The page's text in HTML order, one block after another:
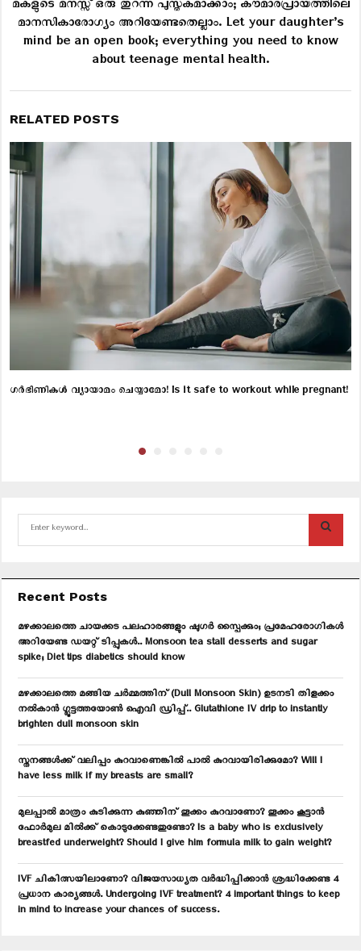
മകളുടെ മനസ്സ് ഒരു തുറന്ന പുസ്തകമാക്കാം; കൗമാരപ്രായത്തിലെ
മാനസികാരോഗ്യം അറിയേണ്ടതെല്ലാം. Let your daughter’s
mind be an open book; everything you need to know
about teenage mental health.
RELATED POSTS
ഗർഭിണികൾ വ്യായാമം ചെയ്യാമോ! Is it safe to workout while pregnant!
c
f
o
r
:
A
C
Recent Posts
മഴക്കാലത്തെ ചായക്കട പലഹാരങ്ങളും ഷുഗർ സ്പൈക്കും; പ്രമേഹരോഗികൾ
അറിയേണ്ട ഡയറ്റ് ടിപ്പുകൾ.. Monsoon tea stall desserts and sugar
spike; Diet tips diabetics should know
മഴക്കാലത്തെ മങ്ങിയ ചർമ്മത്തിന് (Dull Monsoon Skin) ഉടനടി തിളക്കം
നൽകാൻ ഗ്ലൂട്ടത്തയോൺ ഐവി ഡ്രിപ്പ്.. Glutathione IV drip to instantly
brighten dull monsoon skin
സ്തനങ്ങൾക്ക് വലിപ്പം കുറവാണെങ്കിൽ പാൽ കുറവായിരിക്കുമോ? Will I
have less milk if my breasts are small?
മുലപ്പാൽ മാത്രം കുടിക്കുന്ന കുഞ്ഞിന് തൂക്കം കുറവാണോ? തൂക്കം കൂട്ടാൻ
ഫോർമുല മിൽക്ക് കൊടുക്കേണ്ടതുണ്ടോ? Is a baby who is exclusively
breastfed underweight? Should I give him formula milk to gain weight?
IVF ചികിത്സയിലാണോ? വിജയസാധ്യത വർദ്ധിപ്പിക്കാൻ ശ്രദ്ധിക്കേണ്ട 4
പ്രധാന കാര്യങ്ങൾ. Undergoing IVF treatment? 4 important things to keep
in mind to increase your chances of success.